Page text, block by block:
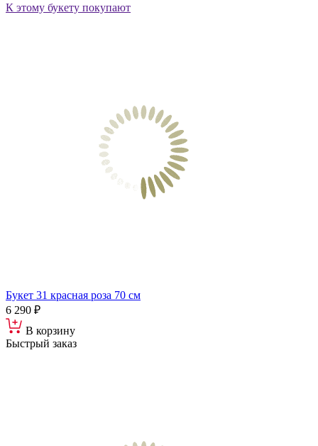
К этому букету покупают
Букет 31 красная роза 70 см
6 290 ₽
В корзину
Быстрый заказ